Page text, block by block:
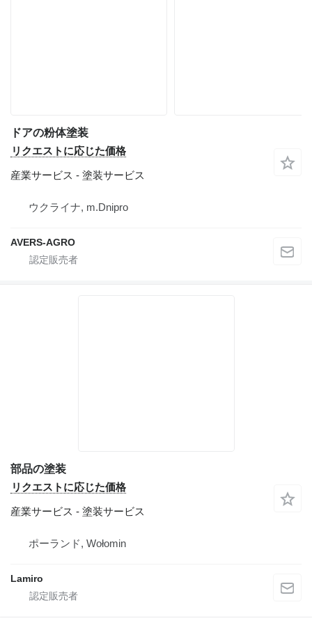
ドアの粉体塗装
リクエストに応じた価格
産業サービス - 塗装サービス
ウクライナ, m.Dnipro
AVERS-AGRO
部品の塗装
リクエストに応じた価格
産業サービス - 塗装サービス
ポーランド, Wołomin
Lamiro